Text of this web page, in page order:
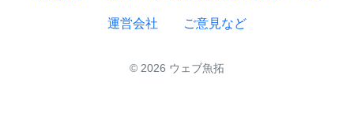
運営会社 ご意見など
© 2026 ウェブ魚拓